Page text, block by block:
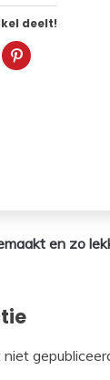
deelt!
en zo